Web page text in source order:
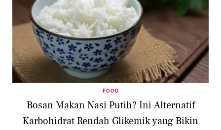
FOOD
Bosan Makan Nasi Putih? Ini Alternatif
Karbohidrat Rendah Glikemik yang Bikin